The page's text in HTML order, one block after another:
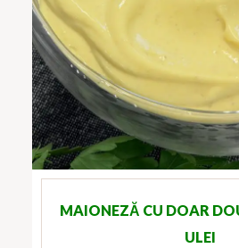
MAIONEZĂ CU DOAR
ULEI